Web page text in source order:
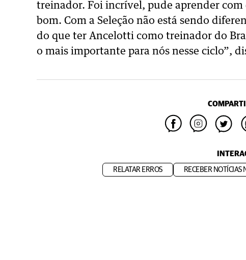
treinador. Foi incrível, pude aprender com
bom. Com a Seleção não está sendo
do que ter Ancelotti como treinador do
o mais importante para nós nesse ciclo”,
RELATAR ERROS RECEBER NOTÍCIAS